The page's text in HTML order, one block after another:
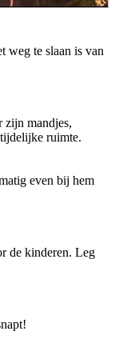
weg te slaan is van
zijn mandjes,
ruimte.
even bij hem
de kinderen. Leg